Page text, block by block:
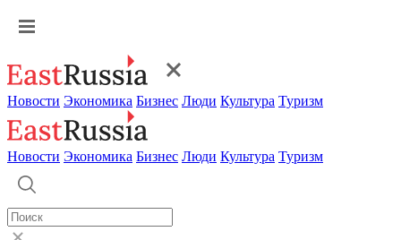
Новости Экономика Бизнес Люди Культура Туризм
Новости Экономика Бизнес Люди Культура Туризм